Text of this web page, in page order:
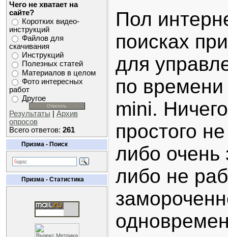
Чего не хватает на
сайте?
Коротких видео-
инструкций
Файлов для
скачивания
Инструкций
Полезных статей
Материалов в целом
Фото интересных
работ
Другое
Результаты
Архив
опросов
Всего ответов: 261
Призма - Поиск
Призма - Статистика
Пол
поисках
для
по
mini.
простого
либо очень
либо не